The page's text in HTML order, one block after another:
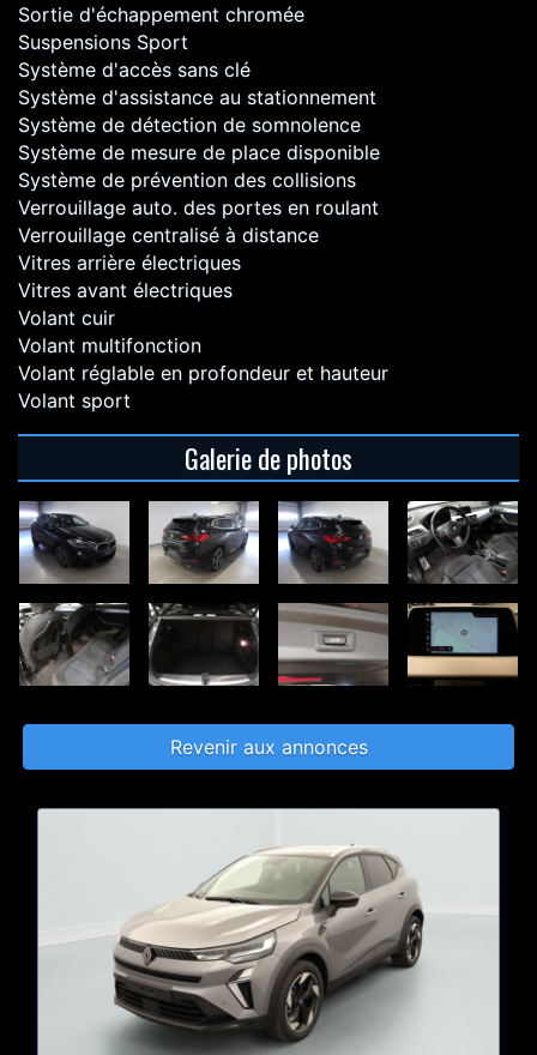
Sortie d'échappement chromée
Suspensions Sport
Système d'accès sans clé
Système d'assistance au stationnement
Système de détection de somnolence
Système de mesure de place disponible
Système de prévention des collisions
Verrouillage auto. des portes en roulant
Verrouillage centralisé à distance
Vitres arrière électriques
Vitres avant électriques
Volant cuir
Volant multifonction
Volant réglable en profondeur et hauteur
Volant sport
Galerie de photos
Revenir aux annonces